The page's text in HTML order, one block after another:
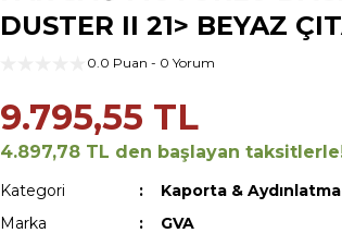
DUSTER II 21> BEYAZ
0.0 Puan - 0 Yorum
9.795,55 TL
4.897,78 TL den başlayan
Kategori
Kaporta & Aydınlatma
Marka
GVA